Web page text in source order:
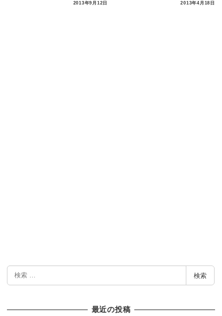
2013年9月12日 2013年4月18日
索
検索
最近の投稿